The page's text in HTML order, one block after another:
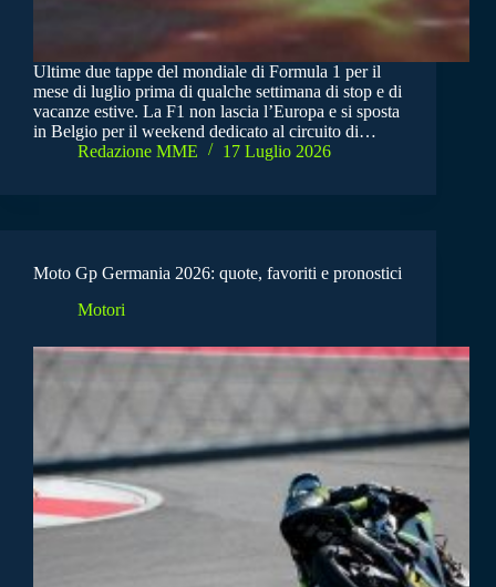
Ultime due tappe del mondiale di Formula 1 per il
mese di luglio prima di qualche settimana di stop e di
vacanze estive. La F1 non lascia l’Europa e si sposta
in Belgio per il weekend dedicato al circuito di…
Redazione MME
17 Luglio 2026
Moto Gp Germania 2026: quote, favoriti e pronostici
Motori